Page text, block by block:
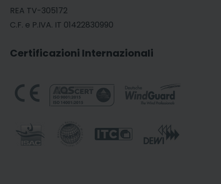
REA TV-305172
C.F. e P.IVA. IT 01422830990
Certificazioni Internazionali